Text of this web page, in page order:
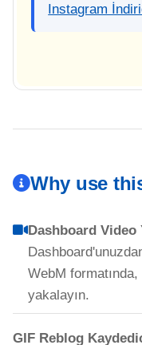
Instagram
Why use
Dashboard Video
WebM
yakalayın.
GIF Reblog